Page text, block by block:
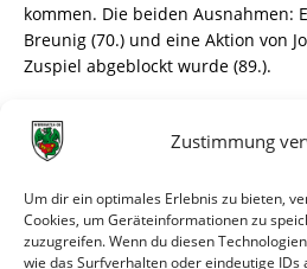
Zustimmung
Um dir ein optimales Erlebnis zu bieten,
Cookies, um Geräteinformationen zu
zuzugreifen. Wenn du diesen
wie das Surfverhalten oder eindeutige IDs
kommen. Die beiden Ausnahmen:
Breunig (70.) und eine Aktion von
Zuspiel abgeblockt wurde (89.).
„Nach solch einer verschlafenen
schwer, den Hebel umzulegen“,
Goldhammer. So stellte Worms
Seitenwechsel die spielerisch
Konter aber nicht zielstrebig
Abpfiff um den verdienten